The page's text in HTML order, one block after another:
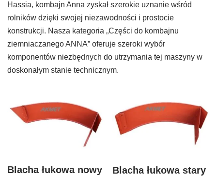
Hassia, kombajn Anna zyskał szerokie uznanie wśród
rolników dzięki swojej niezawodności i prostocie
konstrukcji. Nasza kategoria „Części do kombajnu
ziemniaczanego ANNA” oferuje szeroki wybór
komponentów niezbędnych do utrzymania tej maszyny w
doskonałym stanie technicznym.
Blacha łukowa nowy
Blacha łukowa stary